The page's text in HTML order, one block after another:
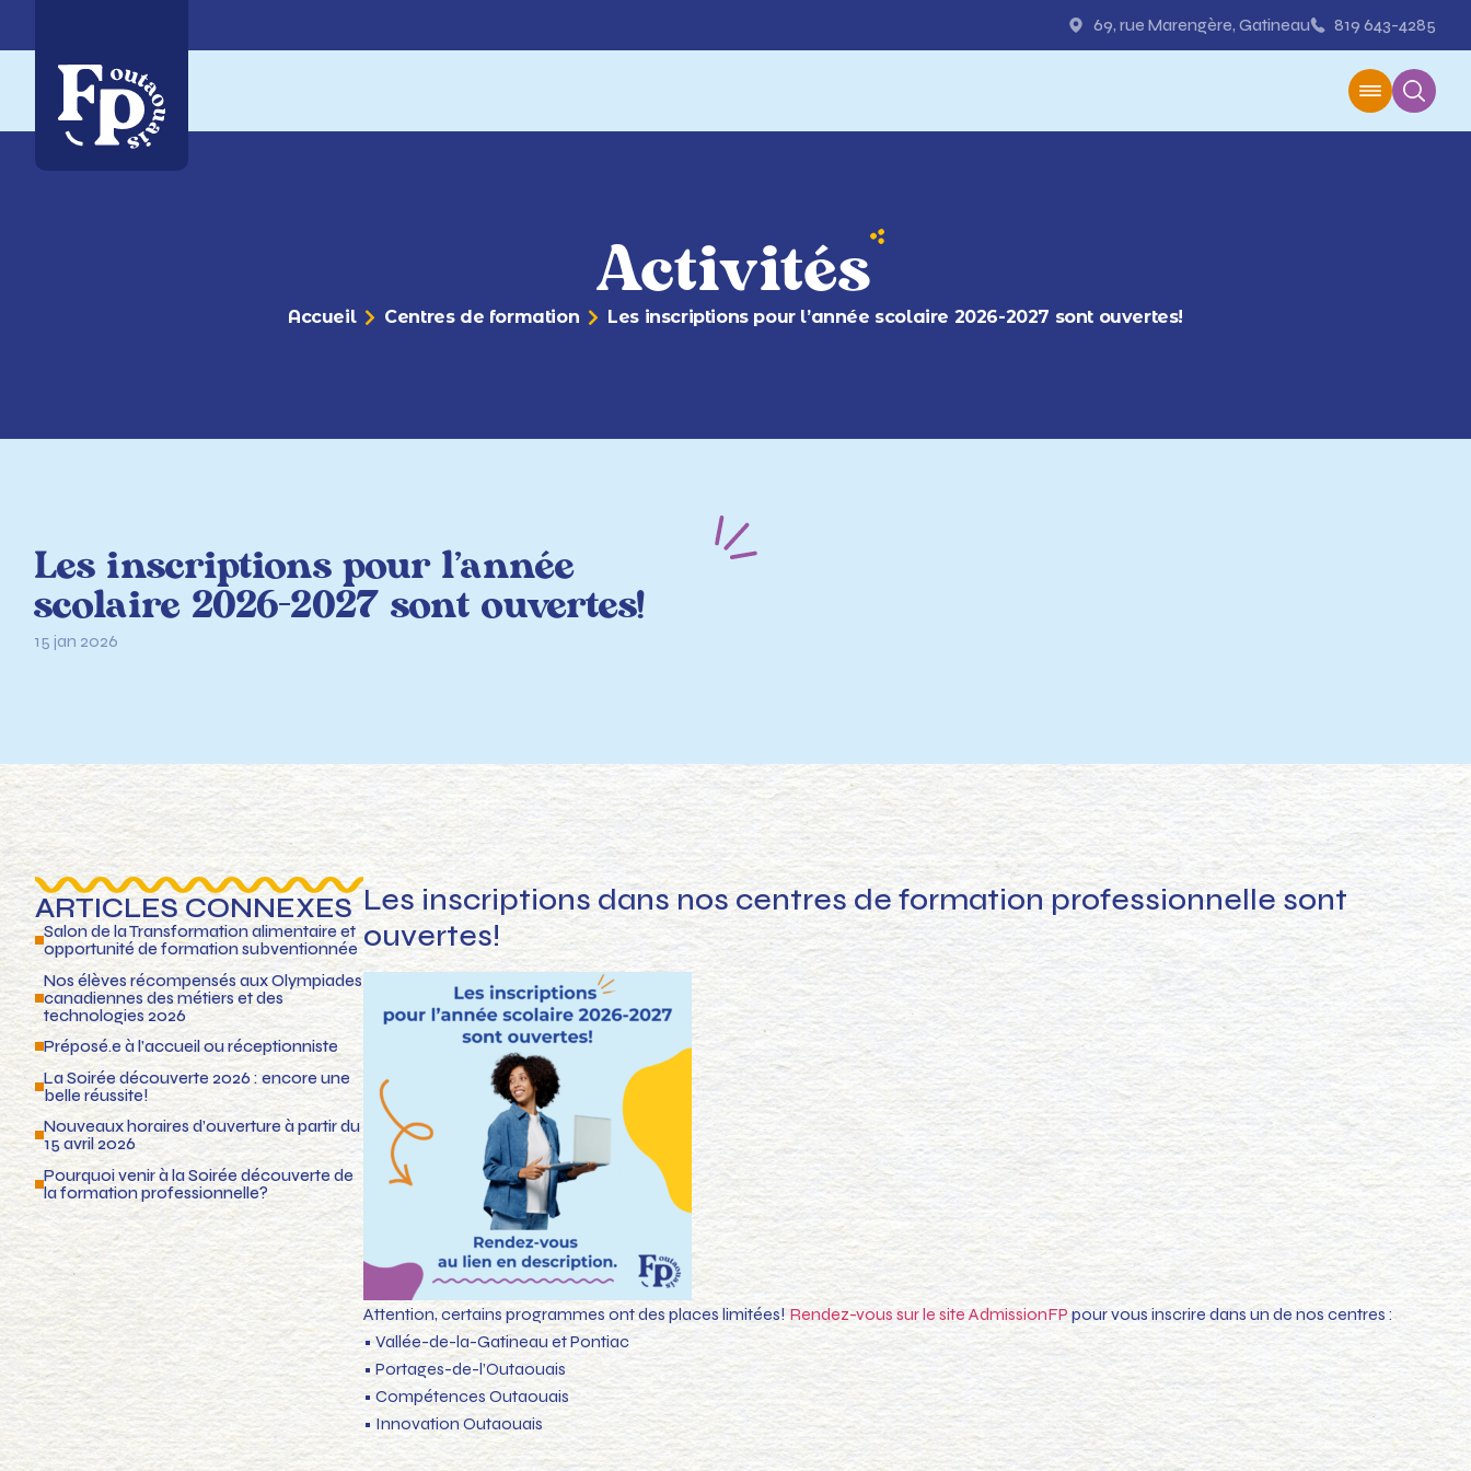
69, rue Marengère, Gatineau 819 643-4285
Activités
Accueil Centres de formation Les inscriptions pour l’année scolaire 2026-2027 sont ouvertes!
Les inscriptions pour l’année
scolaire 2026-2027 sont ouvertes!
15 jan 2026
ARTICLES CONNEXES
Salon de la Transformation alimentaire et
opportunité de formation subventionnée
Nos élèves récompensés aux Olympiades
canadiennes des métiers et des
technologies 2026
Préposé.e à l’accueil ou réceptionniste
La Soirée découverte 2026 : encore une
belle réussite!
Nouveaux horaires d’ouverture à partir du
15 avril 2026
Pourquoi venir à la Soirée découverte de
la formation professionnelle?
Les inscriptions dans nos centres de formation professionnelle sont
ouvertes!
Attention, certains programmes ont des places limitées! Rendez-vous sur le site AdmissionFPpour vous inscrire dans un de nos centres :
• Vallée-de-la-Gatineau et Pontiac
• Portages-de-l’Outaouais
• Compétences Outaouais
• Innovation Outaouais